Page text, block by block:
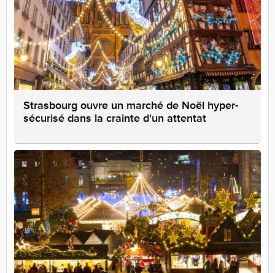
Strasbourg ouvre un marché de Noël hyper-
sécurisé dans la crainte d'un attentat